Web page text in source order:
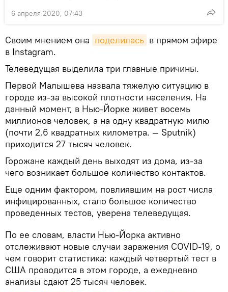
6 апреля 2020, 07:43
Своим мнением она поделилась в прямом эфире
в Instagram.
Телеведущая выделила три главные причины.
Первой Малышева назвала тяжелую ситуацию в
городе из-за высокой плотности населения. На
данный момент, в Нью-Йорке живет восемь
миллионов человек, а на одну квадратную милю
(почти 2,6 квадратных километра. — Sputnik)
приходится 27 тысяч человек.
Горожане каждый день выходят из дома, из-за
чего возникает большое количество контактов.
Еще одним фактором, повлиявшим на рост числа
инфицированных, стало большое количество
проведенных тестов, уверена телеведущая.
По ее словам, власти Нью-Йорка активно
отслеживают новые случаи заражения COVID-19, о
чем говорит статистика: каждый четвертый тест в
США проводится в этом городе, а ежедневно
анализы сдают 25 тысяч человек.